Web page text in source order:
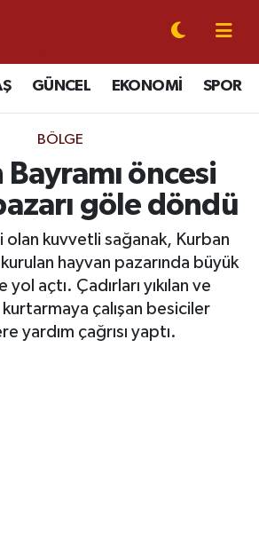
GÜNCEL EKONOMİ SPOR
BÖLGE
Bayramı öncesi
göle döndü
olan kuvvetli sağanak, Kurban
hayvan pazarında büyük
açtı. Çadırları yıkılan ve
kurtarmaya çalışan besiciler
yardım çağrısı yaptı.
Nöbetçi Eczaneler
Hava Durumu
Trafik Yoğunluk Haritası
Durumu ve Fikstür